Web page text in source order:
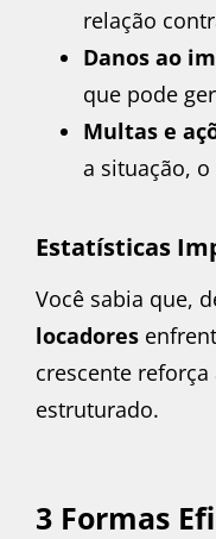
relação
Danos ao
que pode
Multas e
a situação,
Estatísticas
Você sabia que,
locadores
crescente
estruturado.
3 Formas